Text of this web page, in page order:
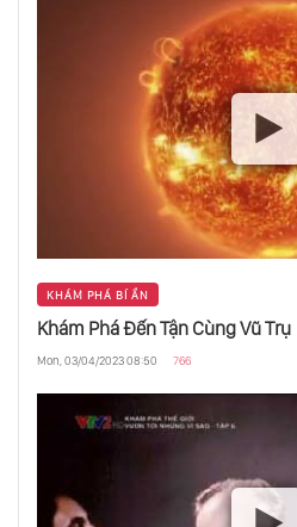
KHÁM PHÁ BÍ ẨN
Khám Phá Đến Tận Cùng Vũ Trụ
Mon, 03/04/2023 08:50 766